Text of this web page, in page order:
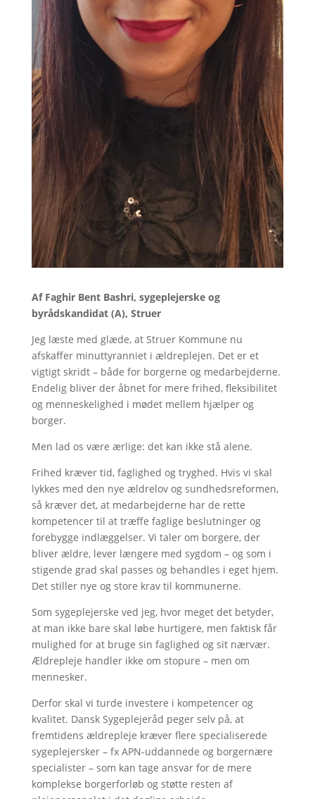
Af Faghir Bent Bashri, sygeplejerske og
byrådskandidat (A), Struer
Jeg læste med glæde, at Struer Kommune nu
afskaffer minuttyranniet i ældreplejen. Det er et
vigtigt skridt – både for borgerne og medarbejderne.
Endelig bliver der åbnet for mere frihed, fleksibilitet
og menneskelighed i mødet mellem hjælper og
borger.
Men lad os være ærlige: det kan ikke stå alene.
Frihed kræver tid, faglighed og tryghed. Hvis vi skal
lykkes med den nye ældrelov og sundhedsreformen,
så kræver det, at medarbejderne har de rette
kompetencer til at træffe faglige beslutninger og
forebygge indlæggelser. Vi taler om borgere, der
bliver ældre, lever længere med sygdom – og som i
stigende grad skal passes og behandles i eget hjem.
Det stiller nye og store krav til kommunerne.
Som sygeplejerske ved jeg, hvor meget det betyder,
at man ikke bare skal løbe hurtigere, men faktisk får
mulighed for at bruge sin faglighed og sit nærvær.
Ældrepleje handler ikke om stopure – men om
mennesker.
Derfor skal vi turde investere i kompetencer og
kvalitet. Dansk Sygeplejeråd peger selv på, at
fremtidens ældrepleje kræver flere specialiserede
sygeplejersker – fx APN-uddannede og borgernære
specialister – som kan tage ansvar for de mere
komplekse borgerforløb og støtte resten af